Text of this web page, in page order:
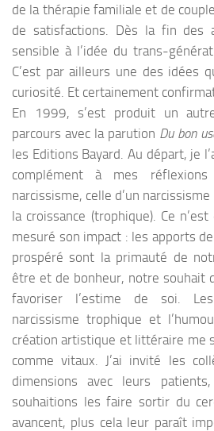
de la thérapie familiale et de
de satisfactions. Dès la fin des
sensible à l’idée du trans-
C’est par ailleurs une des idées
curiosité. Et certainement
En 1999, s’est produit un
parcours avec la parution Du bon
les Editions Bayard. Au départ, je
complément à mes
narcissisme, celle d’un
la croissance (trophique). Ce n’est
mesuré son impact : les apports
prospéré sont la primauté de
être et de bonheur, notre souhait
favoriser l’estime de soi.
narcissisme trophique et
création artistique et littéraire me
comme vitaux. J’ai invité les
dimensions avec leurs
souhaitions les faire sortir du
avancent, plus cela leur paraît